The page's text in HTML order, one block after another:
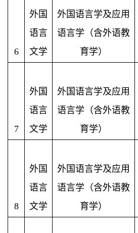
6
外国
语言
文学
外国语言学及应用
语言学（含外语教
育学）
7
外国
语言
文学
外国语言学及应用
语言学（含外语教
育学）
8
外国
语言
文学
外国语言学及应用
语言学（含外语教
育学）